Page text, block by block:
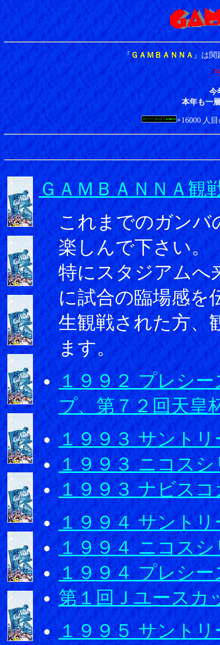
『 ＧＡＭＢＡＮＮＡ 』は
今
本年も一
+16000 人
ＧＡＭＢＡＮＮＡ観
これまでのガンバ
楽しんで下さい。
特にスタジアムへ
に試合の臨場感を
生観戦された方、
ます。
１９９２ プレシ
プ、第７２回天皇
１９９３ サント
１９９３ ニコスシ
１９９３ ナビス
１９９４ サント
１９９４ ニコスシ
１９９４ プレシ
第１回Ｊユースカ
１９９５ サント